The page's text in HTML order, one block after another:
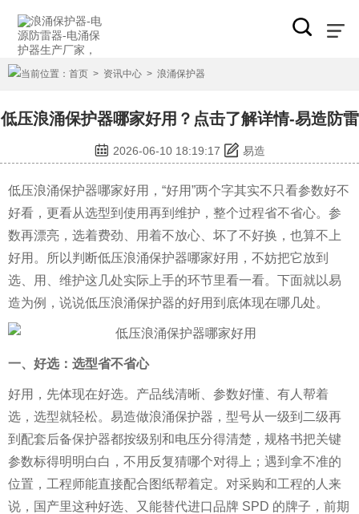
当前位置： 首页 > 资讯中心 > 浪涌保护器
低压浪涌保护器哪家好用？点击了解详情-易造防雷
2026-06-10 18:19:17 易造
低压浪涌保护器哪家好用，“好用”两个字其实不只看参数好不
好看，更看从选型到使用再到维护，整个过程省不省心。参
数再漂亮，选着费劲、用着不放心、坏了不好换，也算不上
好用。所以判断低压浪涌保护器哪家好用，不妨把它放到
选、用、维护这几处实际上手的环节里看一看。下面就以易
造为例，说说低压浪涌保护器的好用到底体现在哪几处。
一、好选：选型省不省心
好用，先体现在好选。产品线清晰、参数好懂、有人帮着
选，选型就轻松。易造做浪涌保护器，型号从一级到二级再
到配套后备保护器都按级别和电压分得清楚，规格书把关键
参数标得明明白白，不用反复猜哪个对得上；遇到拿不准的
位置，工程师能直接配合图纸帮着定。对采购和工程的人来
说，国产里这种好选、又能替代进口品牌 SPD 的牌子，前期